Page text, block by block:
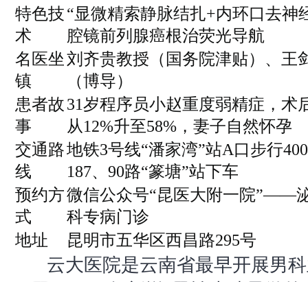
特色技
术
“显微精索静脉结扎+内环口去神
腔镜前列腺癌根治荧光导航
名医坐
镇
刘齐贵教授（国务院津贴）、王
（博导）
患者故
事
31岁程序员小赵重度弱精症，术
从12%升至58%，妻子自然怀孕
交通路
线
地铁3号线“潘家湾”站A口步行
187、90路“篆塘”站下车
预约方
式
微信公众号“昆医大附一院
科专病门诊
地址
昆明市五华区西昌路295号
云大医院是云南省最早开展男